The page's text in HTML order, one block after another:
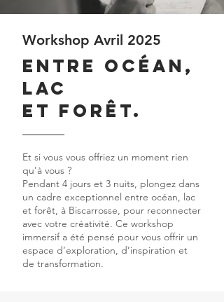
Workshop Avril 2025
entre océan,
lac
et forêt.
Et si vous vous offriez un moment rien
qu'à vous ?
Pendant 4 jours et 3 nuits, plongez dans
un cadre exceptionnel entre océan, lac
et forêt, à Biscarrosse, pour reconnecter
avec votre créativité. Ce workshop
immersif a été pensé pour vous offrir un
espace d’exploration, d’inspiration et
de transformation.